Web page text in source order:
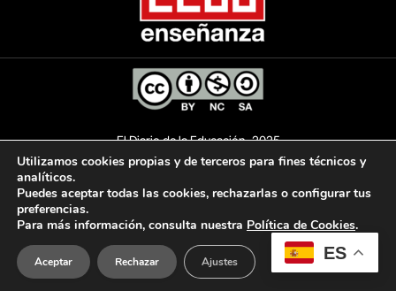
El Diario de la Educación, 2025
AVISO LEGAL
POLÍTICA DE COOKIES ACCESIBILIDAD ES
Utilizamos cookies propias y de terceros para fines técnicos y
analíticos.
Puedes aceptar todas las cookies, rechazarlas o configurar tus
preferencias.
Para más información, consulta nuestra Política de Cookies.
Aceptar Rechazar Ajustes